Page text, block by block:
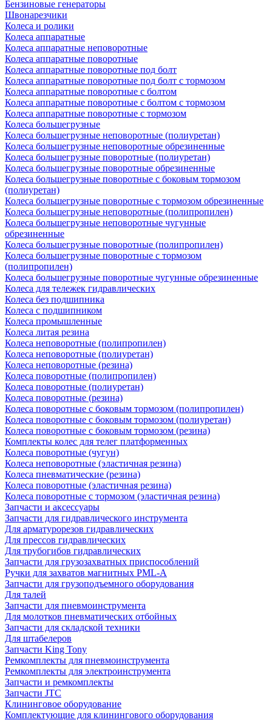
Бензиновые генераторы
Швонарезчики
Колеса и ролики
Колеса аппаратные
Колеса аппаратные неповоротные
Колеса аппаратные поворотные
Колеса аппаратные поворотные под болт
Колеса аппаратные поворотные под болт с тормозом
Колеса аппаратные поворотные с болтом
Колеса аппаратные поворотные с болтом с тормозом
Колеса аппаратные поворотные с тормозом
Колеса большегрузные
Колеса большегрузные неповоротные (полиуретан)
Колеса большегрузные неповоротные обрезиненные
Колеса большегрузные поворотные (полиуретан)
Колеса большегрузные поворотные обрезиненные
Колеса большегрузные поворотные с боковым тормозом
(полиуретан)
Колеса большегрузные поворотные с тормозом обрезиненные
Колеса большегрузные неповоротные (полипропилен)
Колеса большегрузные неповоротные чугунные
обрезиненные
Колеса большегрузные поворотные (полипропилен)
Колеса большегрузные поворотные с тормозом
(полипропилен)
Колеса большегрузные поворотные чугунные обрезиненные
Колеса для тележек гидравлических
Колеса без подшипника
Колеса с подшипником
Колеса промышленные
Колеса литая резина
Колеса неповоротные (полипропилен)
Колеса неповоротные (полиуретан)
Колеса неповоротные (резина)
Колеса поворотные (полипропилен)
Колеса поворотные (полиуретан)
Колеса поворотные (резина)
Колеса поворотные c боковым тормозом (полипропилен)
Колеса поворотные c боковым тормозом (полиуретан)
Колеса поворотные c боковым тормозом (резина)
Комплекты колес для телег платформенных
Колеса поворотные (чугун)
Колеса неповоротные (эластичная резина)
Колеса пневматические (резина)
Колеса поворотные (эластичная резина)
Колеса поворотные c тормозом (эластичная резина)
Запчасти и аксессуары
Запчасти для гидравлического инструмента
Для арматурорезов гидравлических
Для прессов гидравлических
Для трубогибов гидравлических
Запчасти для грузозахватных приспособлений
Ручки для захватов магнитных PML-A
Запчасти для грузоподъемного оборудования
Для талей
Запчасти для пневмоинструмента
Для молотков пневматических отбойных
Запчасти для складской техники
Для штабелеров
Запчасти King Tony
Ремкомплекты для пневмоинструмента
Ремкомплекты для электроинструмента
Запчасти и ремкомплекты
Запчасти JTC
Клининговое оборудование
Комплектующие для клинингового оборудования